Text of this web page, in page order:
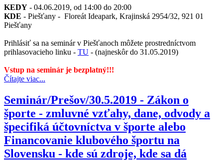
KEDY - 04.06.2019, od 14:00 do 20:00
KDE - Piešťany - Floreát Ideapark, Krajinská 2954/32, 921 01
Piešťany
Prihlásiť sa na seminár v Piešťanoch môžete prostredníctvom
prihlasovacieho linku - TU - (najneskôr do 31.05.2019)
Vstup na seminár je bezplatný!!!
Čítajte viac...
Seminár/Prešov/30.5.2019 - Zákon o
športe - zmluvné vzťahy, dane, odvody a
špecifiká účtovníctva v športe alebo
Financovanie klubového športu na
Slovensku - kde sú zdroje, kde sa dá